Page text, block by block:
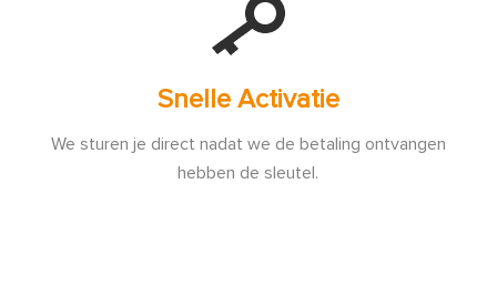
Snelle Activatie
We sturen je direct nadat we de betaling ontvangen
hebben de sleutel.